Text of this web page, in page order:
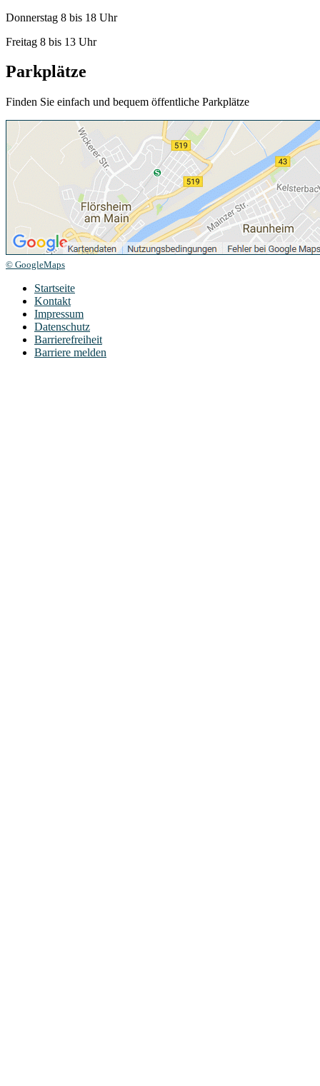
Donnerstag 8 bis 18 Uhr
Freitag 8 bis 13 Uhr
Parkplätze
Finden Sie einfach und bequem öffentliche Parkplätze
© GoogleMaps
Startseite
Kontakt
Impressum
Datenschutz
Barrierefreiheit
Barriere melden